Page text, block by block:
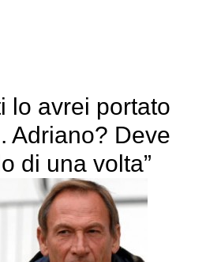
lo avrei portato
Adriano? Deve
di una volta”